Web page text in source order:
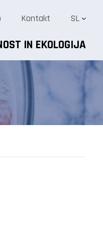
Kontakt SL
IN EKOLOGIJA